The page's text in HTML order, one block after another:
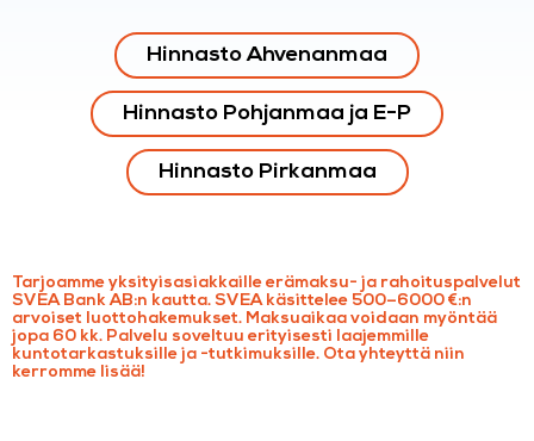
Hinnasto Ahvenanmaa
Hinnasto Pohjanmaa ja E-P
Hinnasto Pirkanmaa
Tarjoamme yksityisasiakkaille erämaksu- ja rahoituspalvelut
SVEA Bank AB:n kautta. SVEA käsittelee 500–6000 €:n
arvoiset luottohakemukset. Maksuaikaa voidaan myöntää
jopa 60 kk. Palvelu soveltuu erityisesti laajemmille
kuntotarkastuksille ja -tutkimuksille. Ota yhteyttä niin
kerromme lisää!